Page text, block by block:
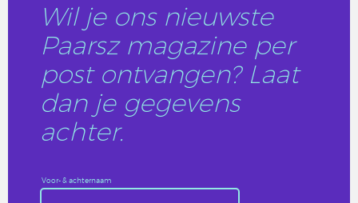
Wil je ons nieuwste
Paarsz magazine per
post ontvangen? Laat
dan je gegevens
achter.
Voor- & achternaam